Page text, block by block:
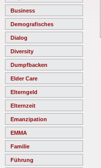
Business
Demografisches
Dialog
Diversity
Dumpfbacken
Elder Care
Elterngeld
Elternzeit
Emanzipation
EMMA
Familie
Führung